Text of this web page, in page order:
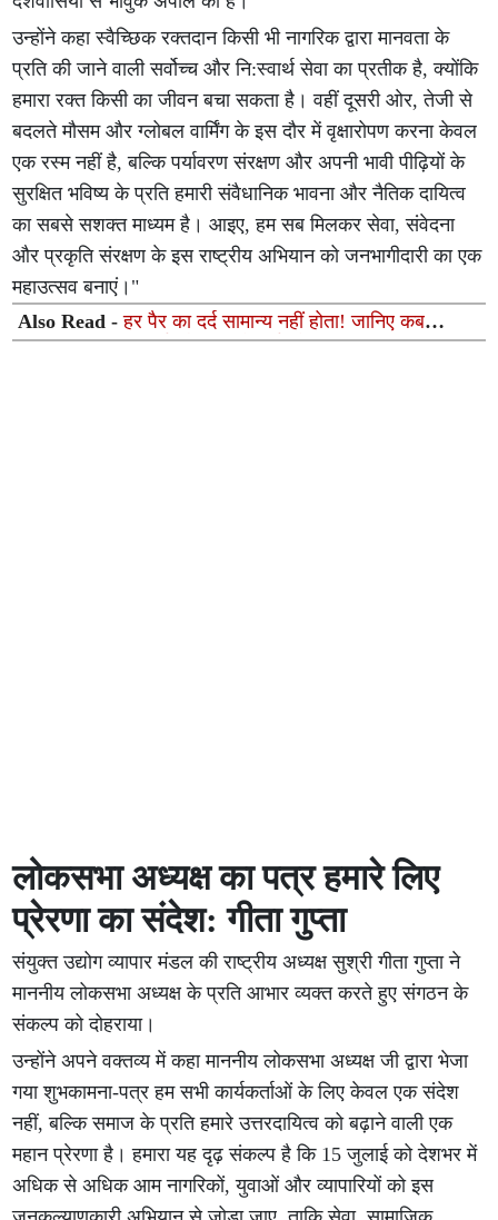
उन्होंने कहा स्वैच्छिक रक्तदान किसी भी नागरिक द्वारा मानवता के
प्रति की जाने वाली सर्वोच्च और नि:स्वार्थ सेवा का प्रतीक है, क्योंकि
हमारा रक्त किसी का जीवन बचा सकता है। वहीं दूसरी ओर, तेजी से
बदलते मौसम और ग्लोबल वार्मिंग के इस दौर में वृक्षारोपण करना केवल
एक रस्म नहीं है, बल्कि पर्यावरण संरक्षण और अपनी भावी पीढ़ियों के
सुरक्षित भविष्य के प्रति हमारी संवैधानिक भावना और नैतिक दायित्व
का सबसे सशक्त माध्यम है। आइए, हम सब मिलकर सेवा, संवेदना
और प्रकृति संरक्षण के इस राष्ट्रीय अभियान को जनभागीदारी का एक
महाउत्सव बनाएं।"
Also Read -हर पैर का दर्द सामान्य नहीं होता! जानिए कब
दिखाएं स्पाइन एक्सपर्ट और कब लें हार्ट स्पेशलिस्ट की सलाह
लोकसभा अध्यक्ष का पत्र हमारे लिए
प्रेरणा का संदेश: गीता गुप्ता
संयुक्त उद्योग व्यापार मंडल की राष्ट्रीय अध्यक्ष सुश्री गीता गुप्ता ने
माननीय लोकसभा अध्यक्ष के प्रति आभार व्यक्त करते हुए संगठन के
संकल्प को दोहराया।
उन्होंने अपने वक्तव्य में कहा माननीय लोकसभा अध्यक्ष जी द्वारा भेजा
गया शुभकामना-पत्र हम सभी कार्यकर्ताओं के लिए केवल एक संदेश
नहीं, बल्कि समाज के प्रति हमारे उत्तरदायित्व को बढ़ाने वाली एक
महान प्रेरणा है। हमारा यह दृढ़ संकल्प है कि 15 जुलाई को देशभर में
अधिक से अधिक आम नागरिकों, युवाओं और व्यापारियों को इस